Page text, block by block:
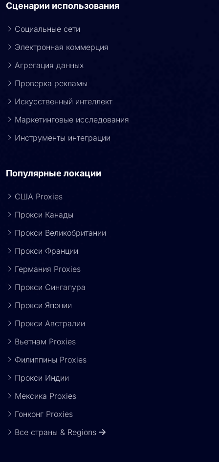
Сценарии использования
Социальные сети
Электронная коммерция
Агрегация данных
Проверка рекламы
Искусственный интеллект
Маркетинговые исследования
Инструменты интеграции
Популярные локации
США Proxies
Прокси Канады
Прокси Великобритании
Прокси Франции
Германия Proxies
Прокси Сингапура
Прокси Японии
Прокси Австралии
Вьетнам Proxies
Филиппины Proxies
Прокси Индии
Мексика Proxies
Гонконг Proxies
Все страны & Regions